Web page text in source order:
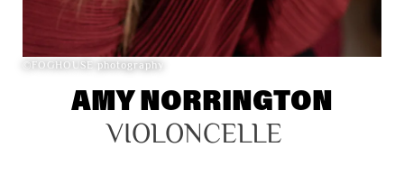
©FOGHOUSE photography
AMY NORRINGTON
VIOLONCELLE